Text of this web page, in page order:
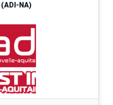
(ADI-NA)